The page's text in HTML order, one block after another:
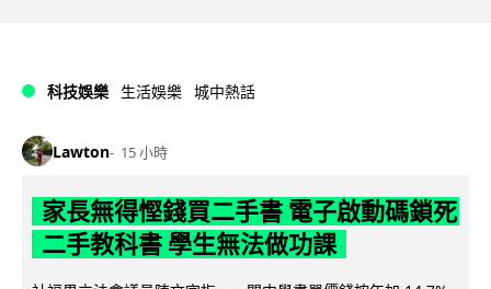
科技娛樂 生活娛樂 城中熱話
Lawton 15 小時
家長無得慳錢買二手書 電子啟動碼鎖死
二手教科書 學生無法做功課